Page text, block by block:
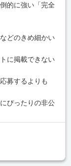
的に強い「完全
どのきめ細かい
に掲載できない
募するよりも
ぴったりの非公